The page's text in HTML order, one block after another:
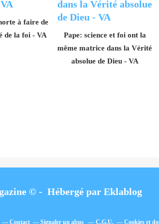
à faire de
de la foi - VA
Pape: science et foi ont la
même matrice dans la Vérité
absolue de Dieu - VA
© - Hébergé par Eklablog
Contact Signaler un abus C.G.U. Cookies et